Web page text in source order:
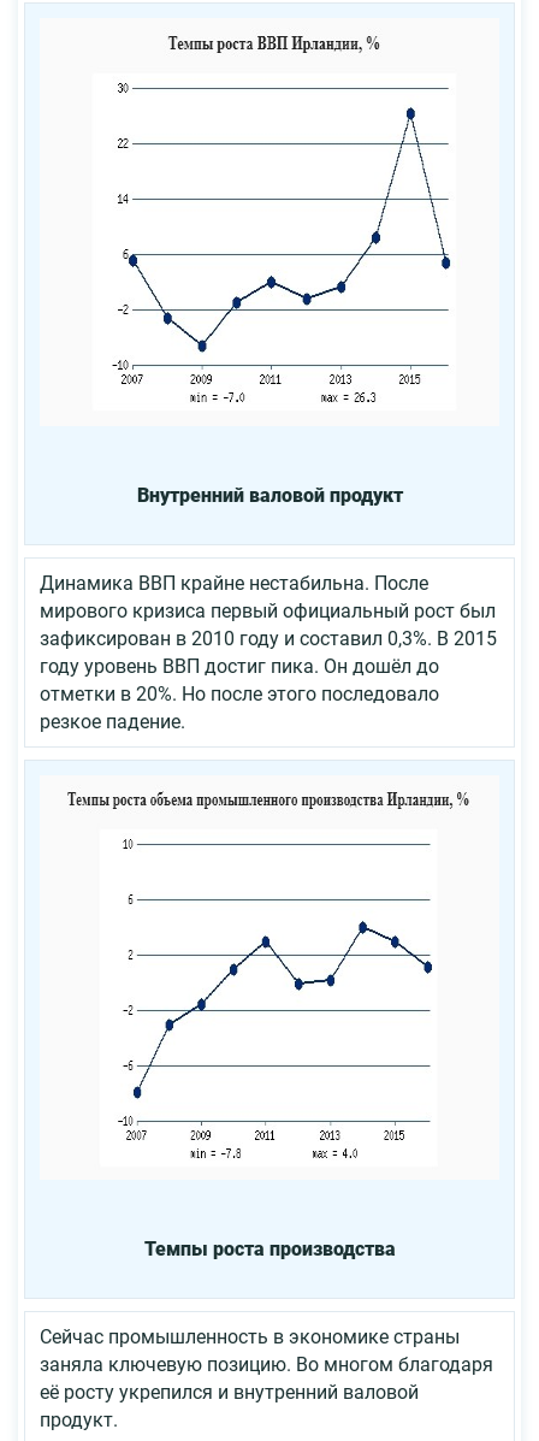
Внутренний валовой продукт
Динамика ВВП крайне нестабильна. После
мирового кризиса первый официальный рост был
зафиксирован в 2010 году и составил 0,3%. В 2015
году уровень ВВП достиг пика. Он дошёл до
отметки в 20%. Но после этого последовало
резкое падение.
Темпы роста производства
Сейчас промышленность в экономике страны
заняла ключевую позицию. Во многом благодаря
её росту укрепился и внутренний валовой
продукт.